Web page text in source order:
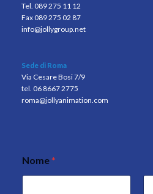
Tel. 089 275 11 12
Fax 089 275 02 87
info@jollygroup.net
Sede di Roma
Via Cesare Bosi 7/9
tel. 06 8667 2775
roma@jollyanimation.com
Nome*